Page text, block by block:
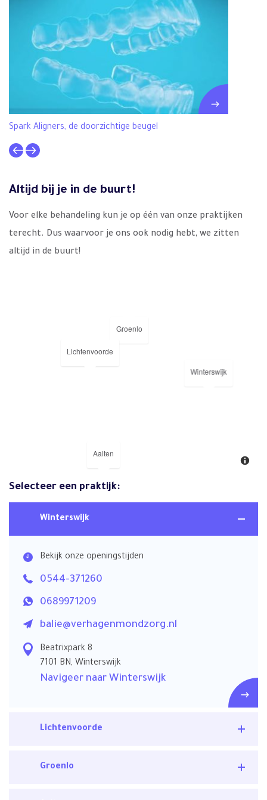
Spark Aligners, de doorzichtige beugel
Altijd bij je in de buurt!
Voor elke behandeling kun je op één van onze praktijken
terecht. Dus waarvoor je ons ook nodig hebt, we zitten
altijd in de buurt!
Aalten
Groenlo
Lichtenvoorde
Winterswijk
Selecteer een praktijk:
Winterswijk
Bekijk onze openingstijden
0544-371260
0689971209
balie@verhagenmondzorg.nl
Beatrixpark 8
7101 BN, Winterswijk
Navigeer naar Winterswijk
Lichtenvoorde
Groenlo